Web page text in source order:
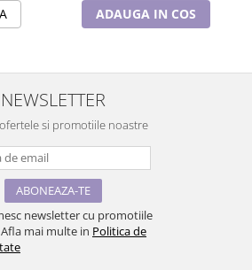
ADAUGA IN COS
NEWSLETTER
si promotiile noastre
newsletter cu promotiile
mai multe in Politica de